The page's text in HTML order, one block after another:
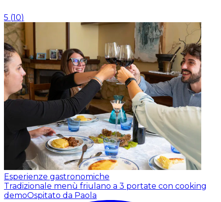
5 (10)
Esperienze gastronomiche
Tradizionale menù friulano a 3 portate con cooking
demoOspitato da Paola